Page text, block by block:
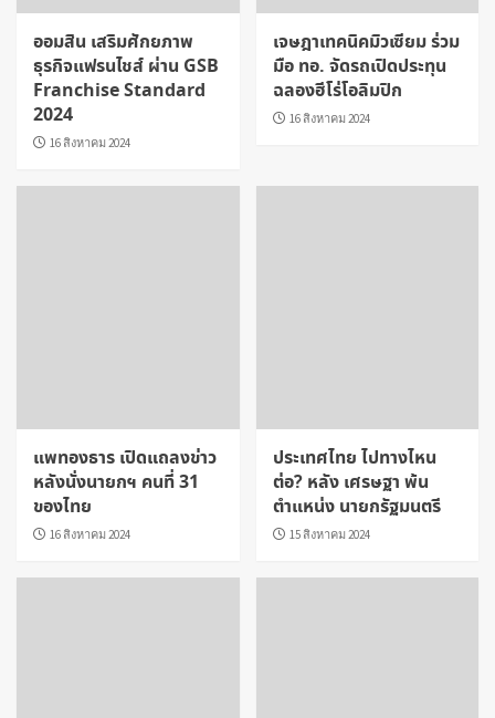
ออมสิน เสริมศักยภาพ
ธุรกิจแฟรนไชส์ ผ่าน GSB
Franchise Standard
2024
16 สิงหาคม 2024
เจษฎาเทคนิคมิวเซียม ร่วม
มือ ทอ. จัดรถเปิดประทุน
ฉลองฮีโร่โอลิมปิก
16 สิงหาคม 2024
แพทองธาร เปิดแถลงข่าว
หลังนั่งนายกฯ คนที่ 31
ของไทย
16 สิงหาคม 2024
ประเทศไทย ไปทางไหน
ต่อ? หลัง เศรษฐา พ้น
ตำแหน่ง นายกรัฐมนตรี
15 สิงหาคม 2024